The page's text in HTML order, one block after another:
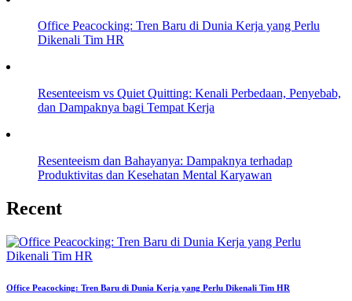
Office Peacocking: Tren Baru di Dunia Kerja yang Perlu
Dikenali Tim HR
Resenteeism vs Quiet Quitting: Kenali Perbedaan, Penyebab,
dan Dampaknya bagi Tempat Kerja
Resenteeism dan Bahayanya: Dampaknya terhadap
Produktivitas dan Kesehatan Mental Karyawan
Recent
Office Peacocking: Tren Baru di Dunia Kerja yang Perlu Dikenali Tim HR